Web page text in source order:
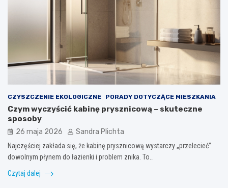
CZYSZCZENIE EKOLOGICZNE PORADY DOTYCZĄCE MIESZKANIA
Czym wyczyścić kabinę prysznicową – skuteczne
sposoby
26 maja 2026 Sandra Plichta
Najczęściej zakłada się, że kabinę prysznicową wystarczy „przelecieć”
dowolnym płynem do łazienki i problem znika. To…
Czytaj dalej